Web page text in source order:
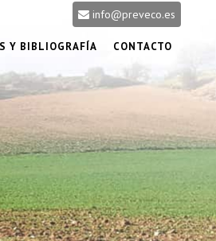
info@preveco.es
Y BIBLIOGRAFÍA CONTACTO